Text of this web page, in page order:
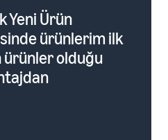
Yeni Ürün
ürünlerim ilk
olduğu